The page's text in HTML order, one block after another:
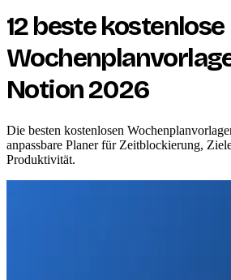
12 beste kostenlose
Notion 2026
Die besten kostenlosen
anpassbare Planer für Zeitblockierung,
Produktivität.